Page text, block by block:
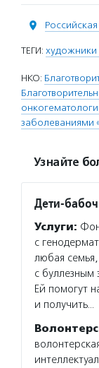
ТЕГИ: художники
НКО:
заболеваниями
Узнайте
Дети-
Услуги:
с
любая
с
Ей помогут
и получить…